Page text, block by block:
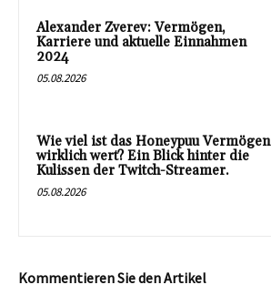
Alexander Zverev: Vermögen,
Karriere und aktuelle Einnahmen
2024
05.08.2026
Wie viel ist das Honeypuu Vermögen
wirklich wert? Ein Blick hinter die
Kulissen der Twitch-Streamer.
05.08.2026
Kommentieren Sie den Artikel